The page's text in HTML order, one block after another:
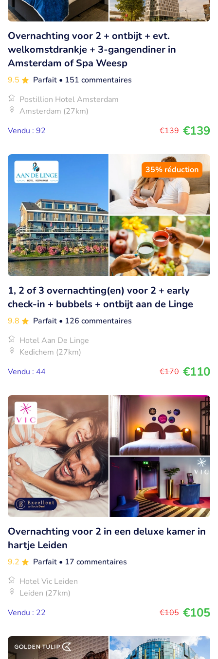
Overnachting voor 2 + ontbijt + evt.
welkomstdrankje + 3-gangendiner in
Amsterdam of Spa Weesp
9.5 Parfait • 151 commentaires
Postillion Hotel Amsterdam
Amsterdam (27km)
Vendu : 92
€139 €139
35% réduction
1, 2 of 3 overnachting(en) voor 2 + early
check-in + bubbels + ontbijt aan de Linge
9.8 Parfait • 126 commentaires
Hotel Aan De Linge
Kedichem (27km)
Vendu : 44
€170 €110
Overnachting voor 2 in een deluxe kamer in
hartje Leiden
9.2 Parfait • 17 commentaires
Hotel Vic Leiden
Leiden (27km)
Vendu : 22
€105 €105